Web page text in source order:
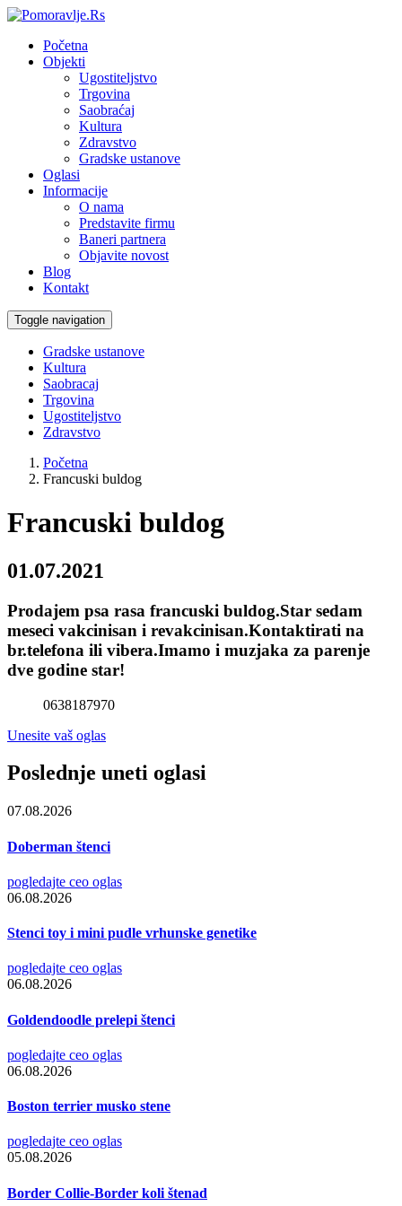
Početna
Objekti
Ugostiteljstvo
Trgovina
Saobraćaj
Kultura
Zdravstvo
Gradske ustanove
Oglasi
Informacije
O nama
Predstavite firmu
Baneri partnera
Objavite novost
Blog
Kontakt
Toggle navigation
Gradske ustanove
Kultura
Saobracaj
Trgovina
Ugostiteljstvo
Zdravstvo
Početna
Francuski buldog
Francuski buldog
01.07.2021
Prodajem psa rasa francuski buldog.Star sedam
meseci vakcinisan i revakcinisan.Kontaktirati na
br.telefona ili vibera.Imamo i muzjaka za parenje
dve godine star!
0638187970
Unesite vaš oglas
Poslednje uneti oglasi
07.08.2026
Doberman štenci
pogledajte ceo oglas
06.08.2026
Stenci toy i mini pudle vrhunske genetike
pogledajte ceo oglas
06.08.2026
Goldendoodle prelepi štenci
pogledajte ceo oglas
06.08.2026
Boston terrier musko stene
pogledajte ceo oglas
05.08.2026
Border Collie-Border koli štenad